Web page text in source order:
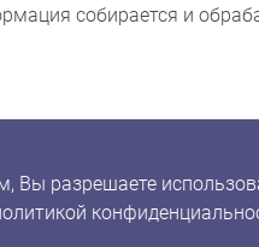
собирается и
разрешаете